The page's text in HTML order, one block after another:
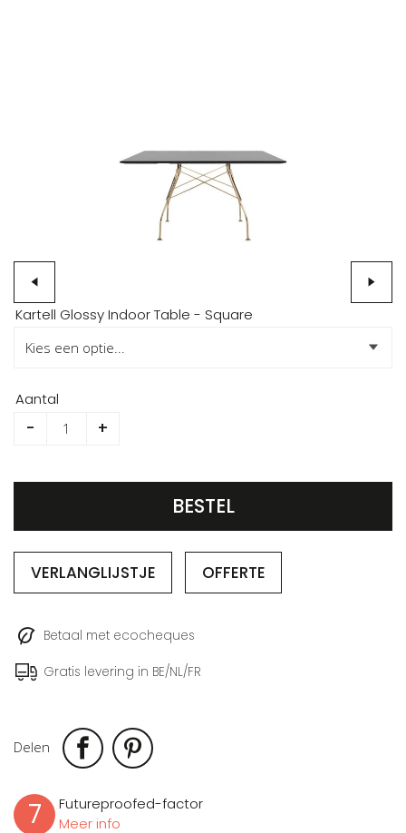
Ga
het
van
afbeeldingen-
Kartell Glossy Indoor Table - Square
Aantal
- +
BESTEL
VERLANGLIJSTJE OFFERTE
Betaal met ecocheques
Gratis levering in BE/NL/FR
Delen
7
Futureproofed-factor
Meer info